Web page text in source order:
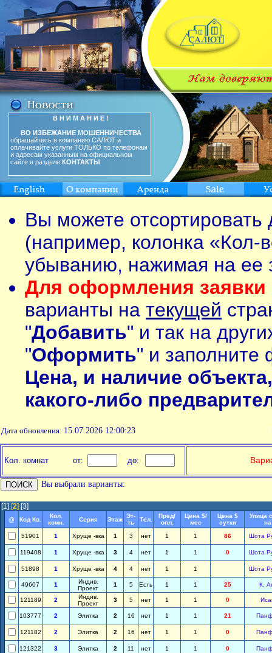
В Н И М А Н И Е !
ВО ИЗБЕЖАНИЕ МОШЕННИЧЕСТВА
обращайтесь в компанию САЛЮТ и
оплачивайте услуги ТОЛЬКО по телефонам
и адресам указанным на официальном
сайте в разделе КОНТАКТЫ
Вы можете
(например, колонка «Кол-
убыванию, нажимая на ее
Для оформления заявки
варианты на текущей
"Добавить" и так на
"Оформить" и заполните
Цена, и наличие
какого-либо
Дата обновления: 15.07.2026 12:00:23
Кол. комнат от: до:
Вы выбрали варианты:
[1] [2] [3]
@ Код Кв.
Кол.
комн.
Серия Этаж
Эт-
ть
Тел.
Пред/
опл.
Цена $/
мес
Цена $
сутки
Улица
51901
1 Хруще -вка 1 3 нет 1 1 86 Шота
119408 1 Хруще -вка 3 4 нет 1 1 0 Шота
51898 1 Хруще -вка 4 4 нет 1 1 Шота
49607 1
Индив.
Проект
1 5 Есть 1 1 25 К.
121189 2
Индив.
Проект
3 5 нет 1 1 0
103777 2 Элитка 2 16 нет 1 1 21
121182 2 Элитка 2 16 нет 1 1 0
121322 3 Элитка 2 11 нет 1 1 0